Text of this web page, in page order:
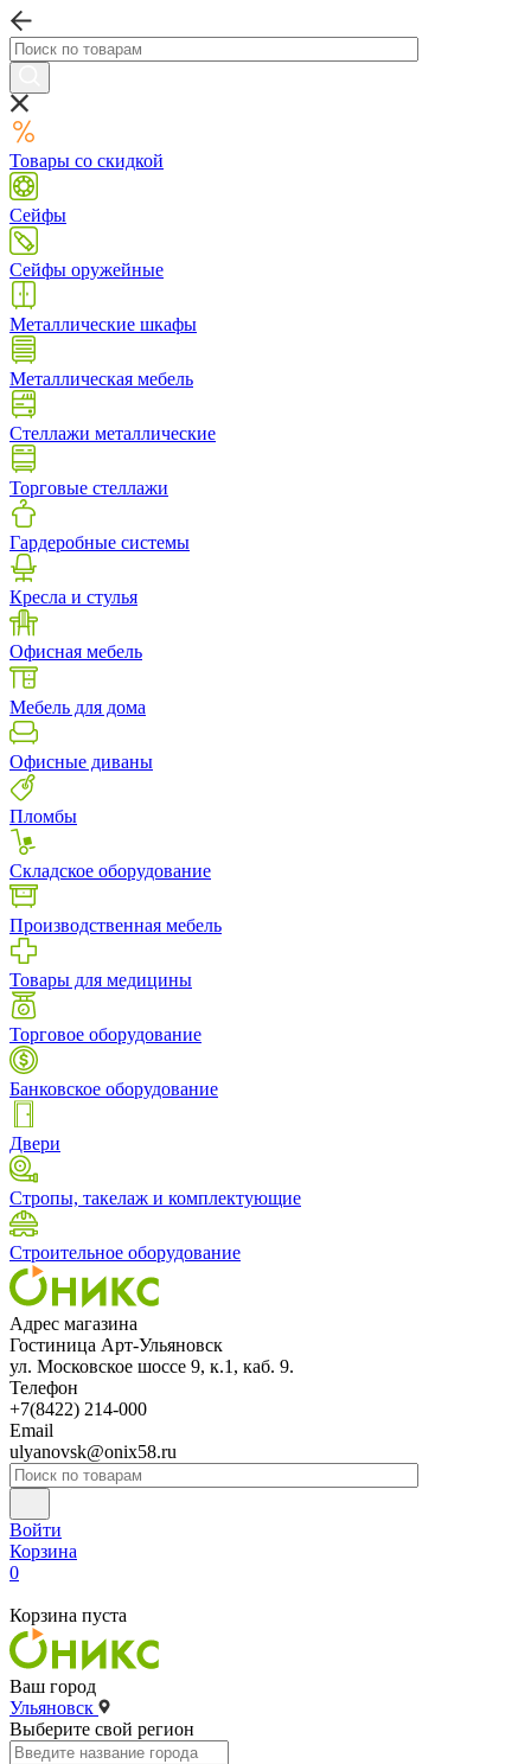
Товары со скидкой
Сейфы
Сейфы оружейные
Металлические шкафы
Металлическая мебель
Стеллажи металлические
Торговые стеллажи
Гардеробные системы
Кресла и стулья
Офисная мебель
Мебель для дома
Офисные диваны
Пломбы
Складское оборудование
Производственная мебель
Товары для медицины
Торговое оборудование
Банковское оборудование
Двери
Стропы, такелаж и комплектующие
Строительное оборудование
Адрес магазина
Гостиница Арт-Ульяновск
ул. Московское шоссе 9, к.1, каб. 9.
Телефон
+7(8422) 214-000
Email
ulyanovsk@onix58.ru
Войти
Корзина
0
Корзина пуста
Ваш город
Ульяновск
Выберите свой регион